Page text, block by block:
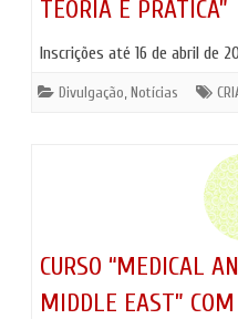
TEORIA E PRÁTICA”
Inscrições até 16 de abril de
Divulgação,Notícias
CURSO “MEDICAL
MIDDLE EAST”